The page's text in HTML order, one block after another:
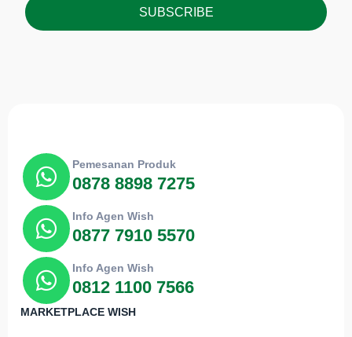
SUBSCRIBE
0878 8898 7275
Pemesanan Produk
0877 7910 5570
Info Agen Wish
0812 1100 7566
Info Agen Wish
MARKETPLACE WISH